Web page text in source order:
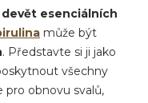
devět esenciálních
může být
. Představte si ji jako
všechny
obnovu svalů,